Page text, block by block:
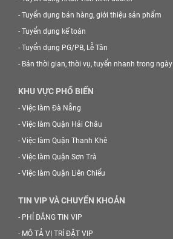
- Tuyển dụng bán hàng, giới thiệu sản phẩm
- Tuyển dụng kế toán
- Tuyển dụng PG/PB, Lễ Tân
- Bán thời gian, thời vụ, tuyển nhanh trong ngày
KHU VỰC PHỔ BIẾN
- Việc làm Đà Nẵng
- Việc làm Quận Hải Châu
- Việc làm Quận Thanh Khê
- Việc làm Quận Sơn Trà
- Việc làm Quận Liên Chiểu
TIN VIP VÀ CHUYỂN KHOẢN
- PHÍ ĐĂNG TIN VIP
- MÔ TẢ VỊ TRÍ ĐẶT VIP